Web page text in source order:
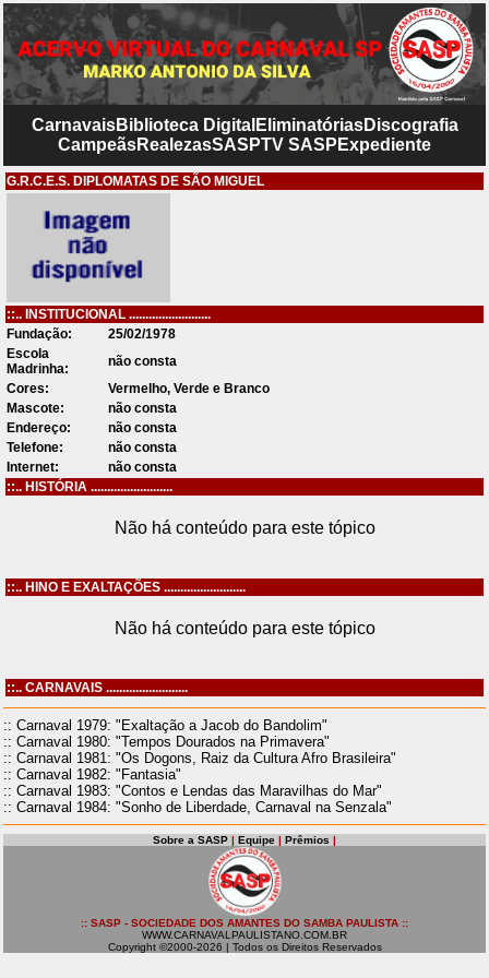
CarnavaisBiblioteca Digital EliminatóriasDiscografia
CampeãsRealezasSASPTV SASP Expediente
G.R.C.E.S. DIPLOMATAS DE SÃO MIGUEL
::.. INSTITUCIONAL .........................
Fundação:
25/02/1978
Escola
Madrinha:
não consta
Cores:
Vermelho, Verde e Branco
Mascote:
não consta
Endereço:
não consta
Telefone:
não consta
Internet:
não consta
::.. HISTÓRIA .........................
Não há conteúdo para este tópico
::.. HINO E EXALTAÇÕES .........................
Não há conteúdo para este tópico
::.. CARNAVAIS .........................
:: Carnaval 1979: "Exaltação a Jacob do Bandolim"
:: Carnaval 1980: "Tempos Dourados na Primavera"
:: Carnaval 1981: "Os Dogons, Raiz da Cultura Afro Brasileira"
:: Carnaval 1982: "Fantasia"
:: Carnaval 1983: "Contos e Lendas das Maravilhas do Mar"
:: Carnaval 1984: "Sonho de Liberdade, Carnaval na Senzala"
Sobre a SASP | Equipe | Prêmios |
:: SASP - SOCIEDADE DOS AMANTES DO SAMBA PAULISTA ::
WWW.CARNAVALPAULISTANO.COM.BR
Copyright ©2000-2026 | Todos os Direitos Reservados